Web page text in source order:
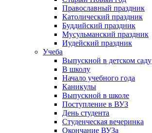
Православный праздник
Католический праздник
Буддийский праздник
Мусульманский праздник
Иудейский праздник
Учеба
Выпускной в детском саду
В школу
Начало учебного года
Каникулы
Выпускной в школе
Поступление в ВУЗ
День студента
Студенческая вечеринка
Окончание ВУЗа